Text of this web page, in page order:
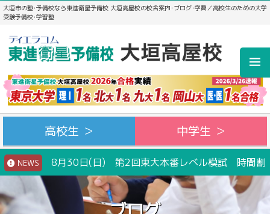
大垣市の塾･予備校なら東進衛星予備校 大垣高屋校の校舎案内･ブログ･学費／高校生のための大学
受験予備校･学習塾
高校生 ＞ 中学生 ＞
NEWS 8月30日(日) 第2回東大本番レベル模試 時間割